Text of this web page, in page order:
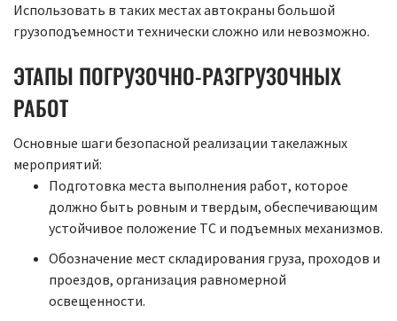
Использовать в таких местах автокраны большой
грузоподъемности технически сложно или невозможно.
ЭТАПЫ ПОГРУЗОЧНО-РАЗГРУЗОЧНЫХ
РАБОТ
Основные шаги безопасной реализации такелажных
мероприятий:
Подготовка места выполнения работ, которое
должно быть ровным и твердым, обеспечивающим
устойчивое положение ТС и подъемных механизмов.
Обозначение мест складирования груза, проходов и
проездов, организация равномерной
освещенности.